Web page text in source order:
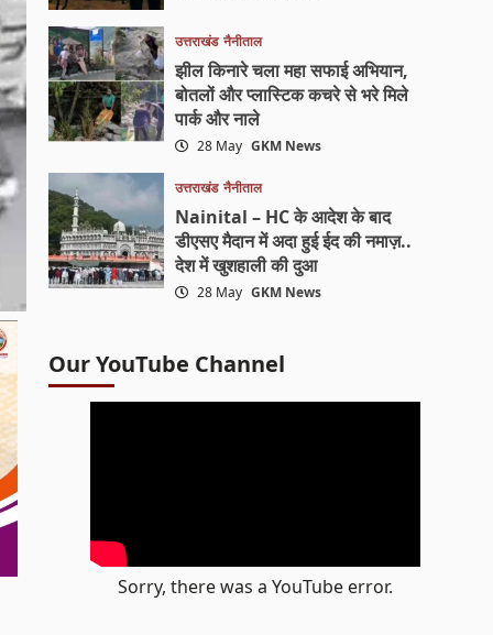
उत्तराखंड नैनीताल
झील किनारे चला महा सफाई अभियान,
बोतलों और प्लास्टिक कचरे से भरे मिले
पार्क और नाले
28 May GKM News
उत्तराखंड नैनीताल
Nainital – HC के आदेश के बाद
डीएसए मैदान में अदा हुई ईद की नमाज़..
देश में खुशहाली की दुआ
28 May GKM News
Our YouTube Channel
Sorry, there was a YouTube error.